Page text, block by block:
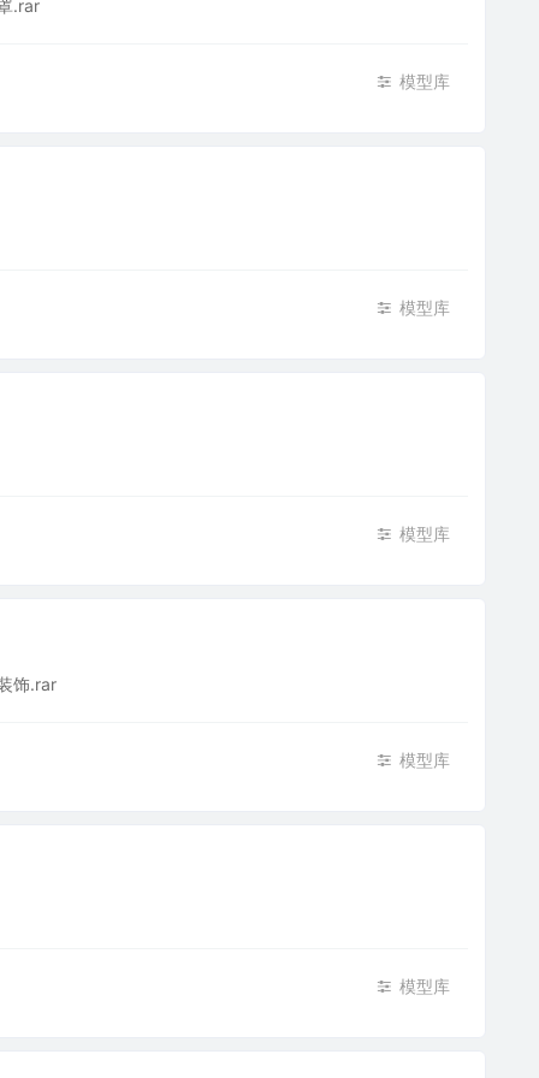
.rar
模型库
模型库
模型库
饰.rar
模型库
模型库